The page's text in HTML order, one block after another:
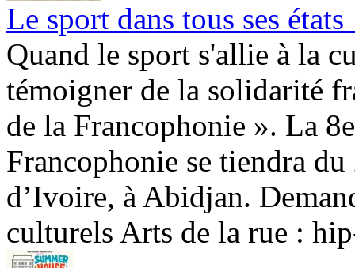
Le sport dans tous ses états
Quand le sport s'allie à la
témoigner de la solidarité
de la Francophonie ». La
Francophonie se tiendra
d’Ivoire, à Abidjan.
culturels Arts de la rue :